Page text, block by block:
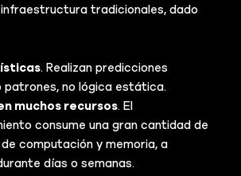
tradicionales, dado
. Realizan predicciones
patrones, no lógica estática.
muchos recursos. El
consume una gran cantidad de
computación y memoria, a
días o semanas.